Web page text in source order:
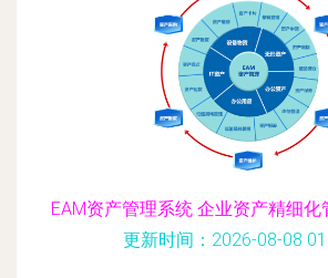
EAM资产管理系统 企业资产精细
更新时间：2026-08-08